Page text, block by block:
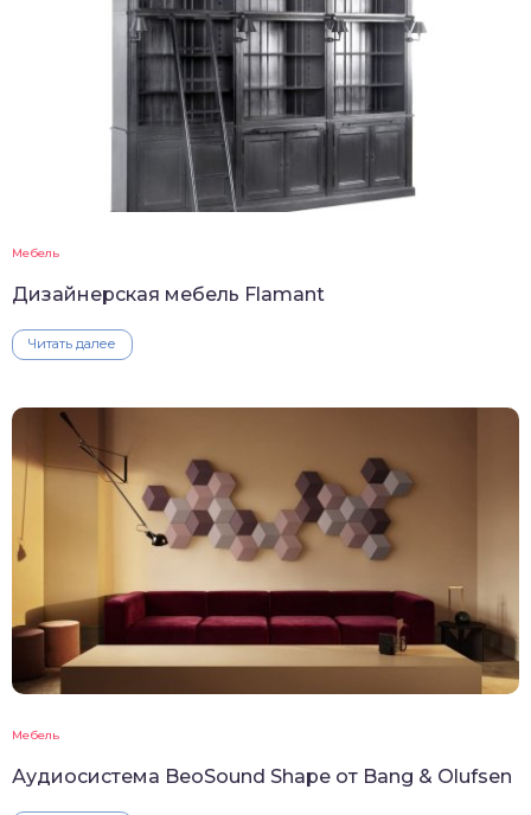
Мебель
Дизайнерская мебель Flamant
Читать далее
Мебель
Аудиосистема BeoSound Shape от Bang & Olufsen